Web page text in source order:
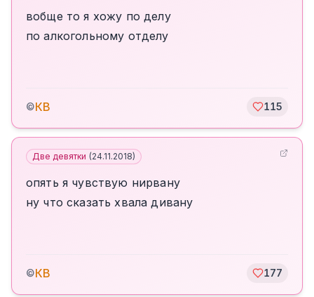
вобще то я хожу по делу
по алкогольному отделу
©КВ 115
Две девятки (24.11.2018)
опять я чувствую нирвану
ну что сказать хвала дивану
©КВ 177